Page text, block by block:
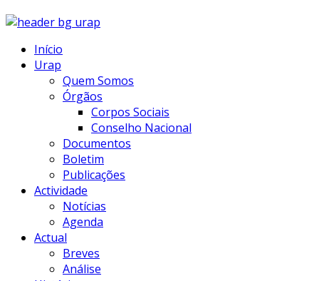
Início
Urap
Quem Somos
Órgãos
Corpos Sociais
Conselho Nacional
Documentos
Boletim
Publicações
Actividade
Notícias
Agenda
Actual
Breves
Análise